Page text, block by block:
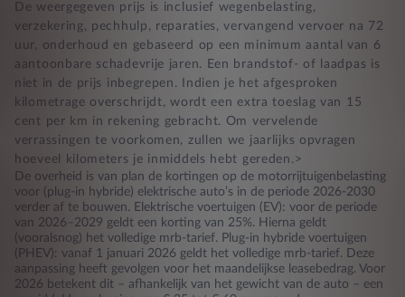
De weergegeven prijs is inclusief wegenbelasting,
verzekering, pechhulp, reparaties, vervangend vervoer na 72
uur, onderhoud en gebaseerd op een minimum aantal van 6
aantoonbare schadevrije jaren. Een brandstof- of laadpas is
niet in de prijs inbegrepen. Indien je het afgesproken
kilometrage overschrijdt, wordt een extra toeslag van 15
cent per km in rekening gebracht. Om vervelende
verrassingen te voorkomen, zullen we jaarlijks opvragen
hoeveel kilometers je inmiddels hebt gereden.>
De overheid is van plan de kortingen op de motorrijtuigenbelasting
voor (plug-in hybride) elektrische auto’s in de periode 2026-2030
verder af te bouwen. Elektrische voertuigen (EV): voor de periode
van 2026–2029 geldt een korting van 25%. Hierna geldt
(vooralsnog) het volledige mrb-tarief. Plug-in hybride voertuigen
(PHEV): vanaf 1 januari 2026 geldt het volledige mrb-tarief. Deze
aanpassing heeft gevolgen voor het maandelijkse leasebedrag. Voor
2026 betekent dit – afhankelijk van het gewicht van de auto – een